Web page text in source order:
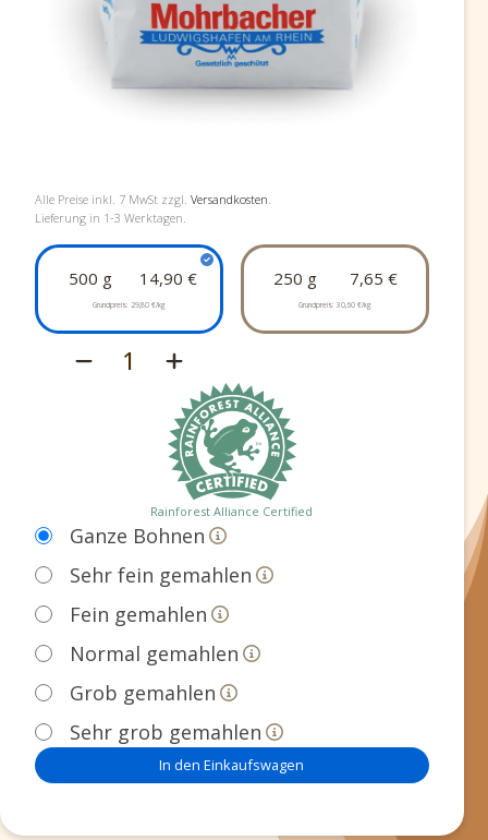
Alle Preise inkl. 7 MwSt zzgl. Versandkosten.
Lieferung in 1-3 Werktagen.
500 g 14,90 €
Grundpreis: 29,80 €/kg
1
250 g 7,65 €
Grundpreis: 30,60 €/kg
Rainforest Alliance Certified
Ganze Bohnen
Sehr fein gemahlen
Fein gemahlen
Normal gemahlen
Grob gemahlen
Sehr grob gemahlen
In den Einkaufswagen